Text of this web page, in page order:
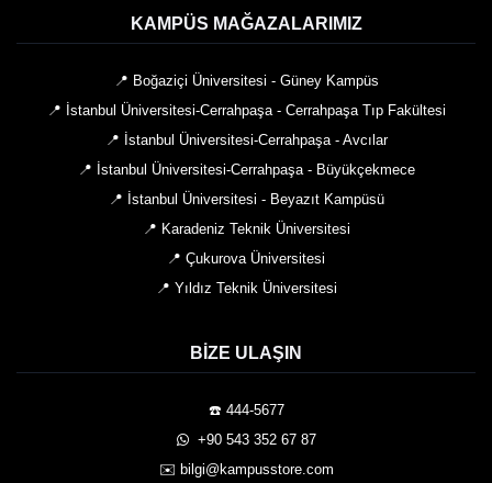
KAMPÜS MAĞAZALARIMIZ
📍 Boğaziçi Üniversitesi - Güney Kampüs
📍 İstanbul Üniversitesi-Cerrahpaşa - Cerrahpaşa Tıp Fakültesi
📍 İstanbul Üniversitesi-Cerrahpaşa - Avcılar
📍 İstanbul Üniversitesi-Cerrahpaşa - Büyükçekmece
📍 İstanbul Üniversitesi - Beyazıt Kampüsü
📍 Karadeniz Teknik Üniversitesi
📍 Çukurova Üniversitesi
📍 Yıldız Teknik Üniversitesi
BIZE ULAŞIN
☎️ 444-5677
️ +90 543 352 67 87
✉️ bilgi@kampusstore.com